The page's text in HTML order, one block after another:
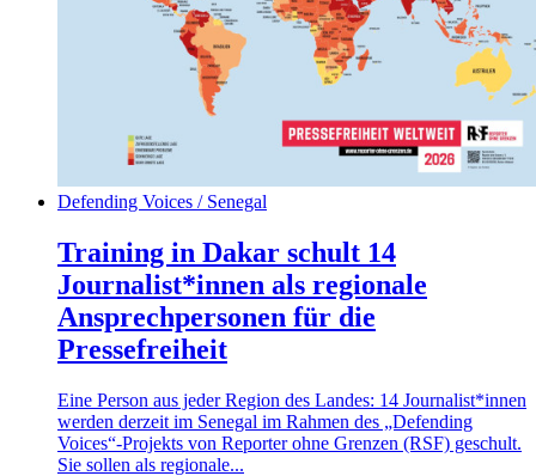
Defending Voices / Senegal
Training in Dakar schult 14
Journalist*innen als regionale
Ansprechpersonen für die
Pressefreiheit
Eine Person aus jeder Region des Landes: 14 Journalist*innen
werden derzeit im Senegal im Rahmen des „Defending
Voices“-Projekts von Reporter ohne Grenzen (RSF) geschult.
Sie sollen als regionale...